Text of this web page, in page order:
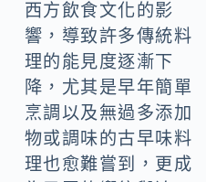
西方飲食文化的影
響，導致許多傳統料
理的能見度逐漸下
降，尤其是早年簡單
烹調以及無過多添加
物或調味的古早味料
理也愈難嘗到，更成